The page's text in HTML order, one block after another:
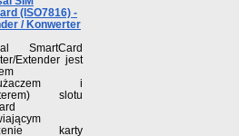
(ISO7816) -
/ Konwerter
SmartCard
Extender jest
i
slotu
karty